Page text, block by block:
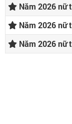
Năm 2026 nữ
Năm 2026 nữ
Năm 2026 nữ